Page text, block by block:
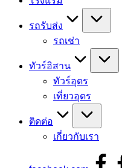
รถรับส่ง
รถเช่า
ทัวร์อิสาน
ทัวร์อุดร
เที่ยวอุดร
ติดต่อ
เกี่ยวกับเรา